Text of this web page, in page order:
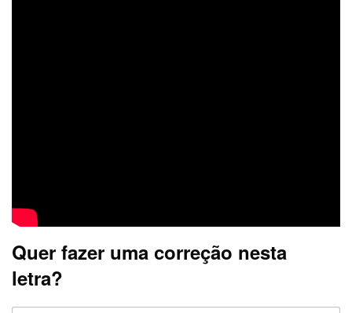
Quer fazer uma correção nesta
letra?